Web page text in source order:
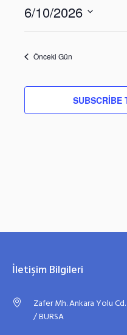
6/10/2026
Önceki Gün
SUBSCRIBE
İletişim Bilgileri
Zafer Mh. Ankara Yolu
/ BURSA